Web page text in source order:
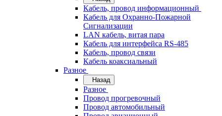
Кабель, провод информационный
Кабель для Охранно-Пожарной
Сигнализации
LAN кабель, витая пара
Кабель для интерфейса RS-485
Кабель, провод связи
Кабель коаксиальный
Разное
Назад
Разное
Провод прогревочный
Провод автомобильный